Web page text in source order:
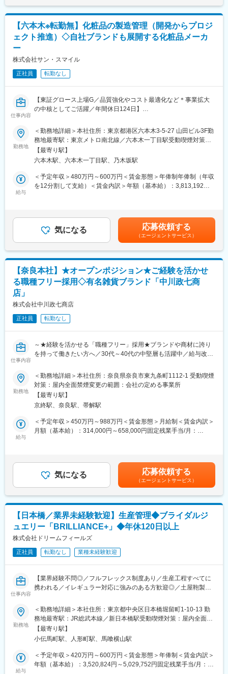
質バランス)
・商品トラブル対応､工場出張､新規背景開拓
・店舗ヘルプ業務､サポート 他
男性：2名 女性：5名 合計：7名
■魅力ポイント：
くご愛用いただけるモノづくりを大切にしているブランド！
◎ブランドの世界観を体現するためのこだわったモノ作りに携わ
れることができます｡
◎商品の検品/工程管理だけではなく、他部署と連携をして「モノ
◎年に1，2回国内工場への出張もあり、ご自身の知見を深めてい
ただくことも可能です。ご希望であれば、新規開拓にも挑戦して
■雇用形態補足：
契約社員でのスタートとなりますが、勤怠不良や業務対応状況な
どを加味して次回更新タイミングなどにて上長との面談の上で正
社員への登用も進めています。
生産管理チームは正社員比率も高い部署となります！
■＜Steven Alan＞について：
ひねりの効いたアメリカントラッド、オーセンティックなアメリ
カンカジュアルをベースに、シンプルで着心地がよいアイテムと
スタイルを提案している。
変更の範囲：無
【六本木※転勤無】化粧品の製造管理（開発からプロジ
ェクト推進）◇自社ブランドも展開する化粧品メーカ
ー
株式会社サン・スマイル
正社員 転勤なし
仕事内容
【東証グロース上場G／品質強化やコスト最適化など＊事業拡大
の中核としてご活躍／年間休日124日】
■職務内容：当社の化粧品製造管理として、自社ブランドやOEM
製品の開発・製造に関わる全体マネジメントを担っていただきま
す。製造管理にとどまらず、品質強化、グローバルサプライチェ
ーンの構築、コスト最適化、在庫管理、プロジェクト推進、組織
運営、チーム育成など、事業全体に横断的に関与し、事業拡大の
中核となる役割を果たします。
期交渉など、グローバルなサプライチェーンを管理。営業部門と
連携し、販売実績や市場動向を分析して最適な生産数・在庫数を
設定、KGI（重要目標達成指標）も管理します。海外店舗向けPB
性向上を図る教育・育成にも携わります。
■業務の魅力：事業の中心で裁量を持ち、製造・品質・コスト全体
す。
ス上場）に参画。SNS・インフルエンサーマーケに強みを持つ同
社と、小売業界で深い知見を持つサン・スマイルのシナジーによ
商社としてスタートし化粧品、雑貨へと自社ブランドを拡大。代
表的な自社ブランド『MASCODE（マスコード）』
『CHOOSY（チューシー）』『RISM(リズム）』、代理店ブラン
ド『Biodance（バイオダンス）』、『I'M MEME（アイムミ
ます。取引先も順調に増え、売り上げ高は、2012年に67憶円から
2025年は127億円まで拡大しました。幅広いカテゴリー展開と商
変更の範囲：会社の定める業務
勤務地
＜勤務地詳細＞本社住所：東京都港区六本木3-5-27 山田ビル3F勤
務地最寄駅：東京メトロ南北線／六本木一丁目駅受動喫煙対策：
屋内喫煙可能場所あり変更の範囲：会社の定める事業所
【最寄り駅】
六本木駅、六本木一丁目駅、乃木坂駅
給与
＜予定年収＞480万円～600万円＜賃金形態＞年俸制年俸制（年収
を12分割して支給）＜賃金内訳＞年額（基本給）：3,813,192円
昇給有無＞有＜残業手当＞有＜給与補足＞年俸制のため年収を12
分割して支給。賞与なし。固定残業代40時間分を含む（超過分は
別途支給）。賃金はあくまでも目安の金額であり、選考を通じて
上下する可能性があります。月給(月額)は固定手当を含めた表記で
す。
気になる 応募依頼する
（エージェントサービス）
【奈良本社】★オープンポジション★ご経験を活かせ
る職種フリー採用◇有名雑貨ブランド「中川政七商
店」
株式会社中川政七商店
正社員 転勤なし
仕事内容
～★経験を活かせる「職種フリー」採用★ブランドや商材に誇り
を持って働きたい方へ／30代～40代の中堅層も活躍中／給与改定
■業務概要：
ご自身の専門性やご経験・実績に基づき、選考を通して具体的な
職務内容をすり合わせさせていただきます。
＜想定される領域＞
・マネジメント・生産管理
※入社時期は柔軟に相談可能です。
※勤務地は奈良本社となります。
選考を通じて、あなたのキャリアが最も輝く役割を共に検討しま
す。
＼奈良から全国、そして世界へ／
産地を支え、工芸の未来を創るダイナミックな仕事に携われま
す。
＼成長を支える充実の制度／
給与改定年2回や、習い事支援制度（半額補助）など学ぶ姿勢を全
力で応援します。
■同社の特徴
株式会社中川政七商店は、享保元年（1716年）に奈良で創業し、
手績み手織りの麻織物を原点に、日本各地の工芸技術を活かした
生活雑貨・衣類・食品・ギフト用品の企画・製造・販売を行う企
全国に直営店を展開し、「日本の工芸を元気にする！」をビジョ
ンに、独自の商品開発やブランド運営、産地支援、教育事業・コ
勤務地
＜勤務地詳細＞本社住所：奈良県奈良市東九条町1112-1 受動喫煙
対策：屋内全面禁煙変更の範囲：会社の定める事業所
【最寄り駅】
京終駅、奈良駅、帯解駅
給与
＜予定年収＞450万円～988万円＜賃金形態＞月給制＜賃金内訳＞
月額（基本給）：314,000円～658,000円固定残業手当/月：
経験・実績やご希望に応じて内定時にご提示します■待遇条件・昇
給・賞与：・給与改定：年2回・賞与：年1回賃金はあくまでも目
安の金額であり、選考を通じて上下する可能性があります。月給
(月額)は固定手当を含めた表記です。
気になる 応募依頼する
（エージェントサービス）
【日本橋／業界未経験歓迎】生産管理◆ブライダルジ
ュエリー「BRILLIANCE+」◆年休120日以上
株式会社ドリームフィールズ
正社員 転勤なし 業種未経験歓迎
仕事内容
【業界経験不問◎／フルフレックス制度あり／生産工程すべてに
携われる／イレギュラー対応に強みのある方歓迎◎／土屋鞄製造
ブリリアンス・プラスの生産管理では、まだ世に出ていない商品
が発売するまでの業務と受注生産方式のため、お客様に発送する
前の商品の発注～入荷までの業務を担当頂きます。
ブリリアンス・プラスの商品を通じてお客様に商品が届くまでの
風上から風下まで全ての工程に携わることができ、ブランドの質
を担う、やりがいがあるお仕事です！
勤務地
＜勤務地詳細＞本社住所：東京都中央区日本橋堀留町1-10-13 勤
務地最寄駅：JR総武本線／新日本橋駅受動喫煙対策：屋内全面禁
煙変更の範囲：会社の定める事業所（リモートワーク含む）
【最寄り駅】
小伝馬町駅、人形町駅、馬喰横山駅
給与
＜予定年収＞420万円～600万円＜賃金形態＞年俸制＜賃金内訳＞
年額（基本給）：3,520,824円～5,029,752円固定残業手当/月：